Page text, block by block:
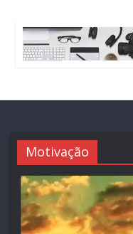
Motivação